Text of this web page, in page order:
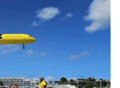
courrier